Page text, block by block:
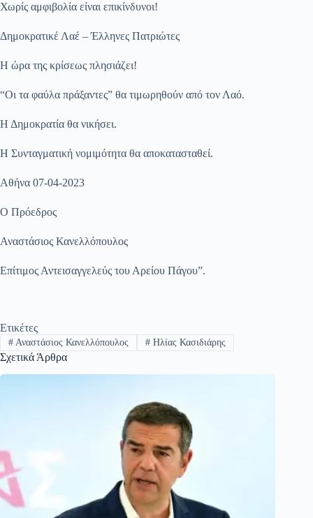
Χωρίς αμφιβολία είναι επικίνδυνοι!
Δημοκρατικέ Λαέ – Έλληνες Πατριώτες
Η ώρα της κρίσεως πλησιάζει!
“Οι τα φαύλα πράξαντες” θα τιμωρηθούν από τον Λαό.
Η Δημοκρατία θα νικήσει.
Η Συνταγματική νομιμότητα θα αποκατασταθεί.
Αθήνα 07-04-2023
Ο Πρόεδρος
Αναστάσιος Κανελλόπουλος
Επίτιμος Αντεισαγγελεύς του Αρείου Πάγου”.
Ετικέτες
#Αναστάσιος Κανελλόπουλος #Ηλίας Κασιδιάρης
Σχετικά Άρθρα